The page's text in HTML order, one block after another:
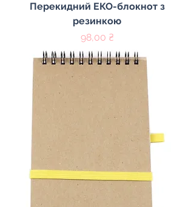
Перекидний ЕКО-блокнот з
резинкою
Цена
98,00 ₴